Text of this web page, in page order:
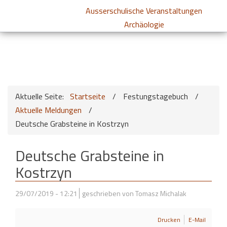
Ausserschulische Veranstaltungen
Archäologie
Aktuelle Seite: Startseite / Festungstagebuch
/
Aktuelle Meldungen
/
Deutsche Grabsteine in Kostrzyn
Deutsche Grabsteine in
Kostrzyn
29/07/2019 - 12:21 geschrieben von Tomasz Michalak
Drucken E-Mail